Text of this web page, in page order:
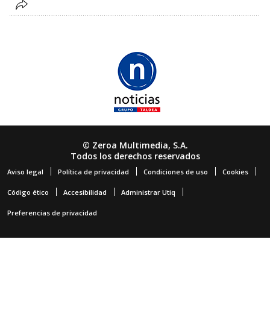
© Zeroa Multimedia, S.A.
Todos los derechos reservados
Aviso legal Política de privacidad Condiciones de uso Cookies
Código ético Accesibilidad Administrar Utiq
Preferencias de privacidad